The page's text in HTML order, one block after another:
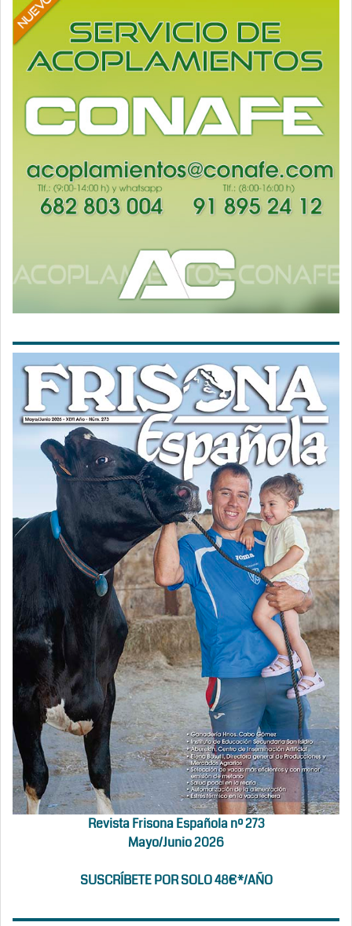
Revista Frisona Española nº 273
Mayo/Junio 2026
SUSCRÍBETE POR SOLO 48€*/AÑO